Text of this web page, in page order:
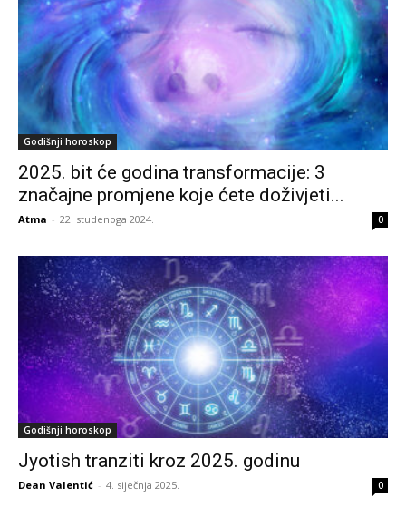
Godišnji horoskop
2025. bit će godina transformacije: 3
značajne promjene koje ćete doživjeti...
Atma - 22. studenoga 2024. 0
Godišnji horoskop
Jyotish tranziti kroz 2025. godinu
Dean Valentić - 4. siječnja 2025. 0